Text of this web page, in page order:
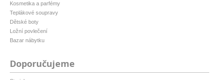
Kosmetika a parfémy
Teplákové soupravy
Dětské boty
Ložní povlečení
Bazar nábytku
Doporučujeme